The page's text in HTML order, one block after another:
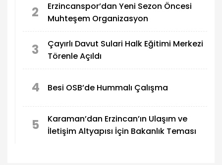
2
Erzincanspor’dan Yeni Sezon Öncesi
Muhteşem Organizasyon
3
Çayırlı Davut Sulari Halk Eğitimi Merkezi
Törenle Açıldı
4 Besi OSB’de Hummalı Çalışma
5
Karaman’dan Erzincan’ın Ulaşım ve
İletişim Altyapısı İçin Bakanlık Teması